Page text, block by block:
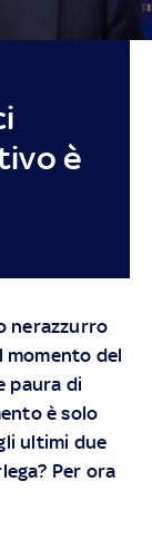
è
nerazzurro
momento del
paura di
è solo
ultimi due
Per ora